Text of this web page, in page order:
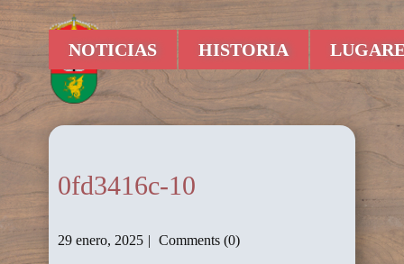
NOTICIAS HISTORIA
0fd3416c-10
29 enero, 2025 Comments (0)